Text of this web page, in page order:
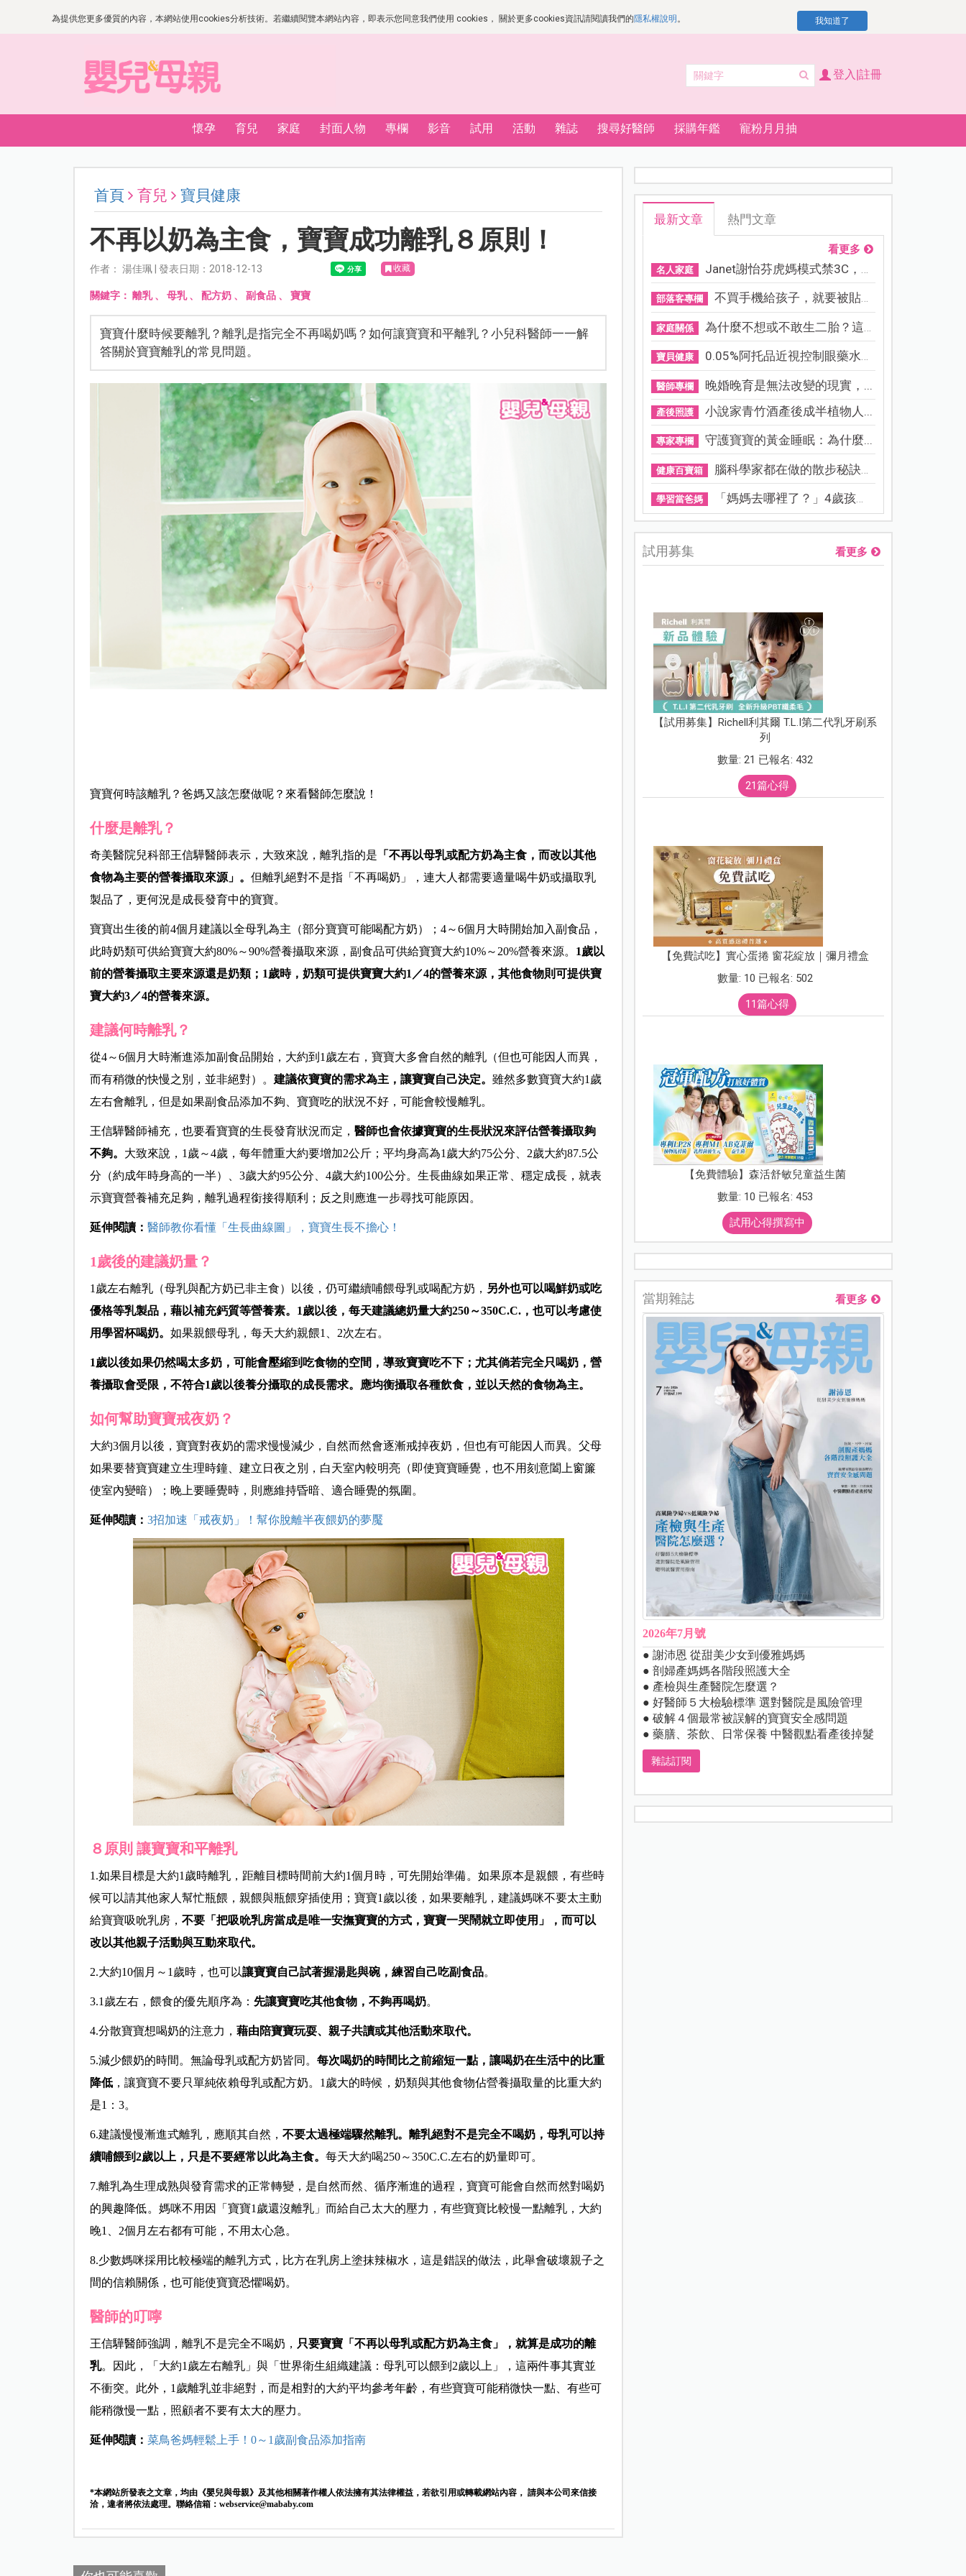
為提供您更多優質的內容，本網站使用cookies分析技術。若繼續閱覽本網站內容，即表示您同意我們使用 cookies， 關於更多cookies資訊請閱讀我們的隱私權說明 。 我知道了
登入|註冊
懷孕 育兒 家庭 封面人物 專欄 影音 試用 活動 雜誌 搜尋好醫師 採購年鑑 寵粉月月抽
首頁 育兒 寶貝健康
不再以奶為主食，寶寶成功離乳８原則！
作者： 湯佳珮 | 發表日期：2018-12-13 收藏
關鍵字： 離乳、 母乳、 配方奶、 副食品、 寶寶
寶寶什麼時候要離乳？離乳是指完全不再喝奶嗎？如何讓寶寶和平離乳？小兒科醫師一一解
答關於寶寶離乳的常見問題。
寶寶何時該離乳？爸媽又該怎麼做呢？來看醫師怎麼說！
什麼是離乳？
奇美醫院兒科部王信驊醫師表示，大致來說，離乳指的是 「不再以母乳或配方奶為主食，而改以其他
食物為主要的營養攝取來源」。 但離乳絕對不是指「不再喝奶」，連大人都需要適量喝牛奶或攝取乳
製品了，更何況是成長發育中的寶寶。
寶寶出生後的前4個月建議以全母乳為主（部分寶寶可能喝配方奶）；4～6個月大時開始加入副食品，
此時奶類可供給寶寶大約80%～90%營養攝取來源，副食品可供給寶寶大約10%～20%營養來源。 1歲以
前的營養攝取主要來源還是奶類；1歲時，奶類可提供寶寶大約1／4的營養來源，其他食物則可提供寶
寶大約3／4的營養來源。
建議何時離乳？
從4～6個月 大時漸進添加副食品開始，大約到1歲左右，寶寶大多會自然的離乳（但也可能因 人而異，
而有稍微的快慢之別，並非絕對）。 建議依寶寶的需求為主，讓寶寶自己決定。 雖然多數寶寶大約1歲
左右會離乳，但是如果副食品添加不夠、寶寶吃的狀況不好，可能會較慢離乳。
王信驊醫師補充，也要看寶寶的生長發育狀況而定， 醫師也會依據寶寶的生長狀況來評估營養攝取夠
不夠。 大致來說，1歲～4歲，每年體重大約要增加2公斤；平均身高為1歲大約75公分、2歲大約87.5公
分 （約成年時身高的一半）
、3歲大約95公分、4歲大約100公分。生長曲線如果正常、穩定成長，就表
示寶寶營養補充足夠，離乳過程銜接得順利；反之則 應進一步尋找可能原因。
延伸閱讀： 醫師教你看懂「生長曲線圖」，寶寶生長不擔心！
1歲後的建議奶量？
1歲左右離乳（母乳與配方奶已非主食）以後，仍可繼續哺餵母乳或喝配方奶， 另外也可以喝鮮奶或吃
優格等乳製品，藉以補充鈣質等營養素。1歲以後，每天建議總奶量大約250～350C.C.，也可以考慮使
用學習杯喝奶。 如果親餵母乳，每天大約親餵1、2次左右。
1歲以後如果仍然喝太多奶，可能會壓縮到吃食物的空間，導致寶寶吃不下；尤其倘若完全只喝奶，營
養攝取會受限，不符合1歲以後養分攝取的成長需求。應均衡攝取各種飲食，並以天然的食物為主。
如何幫助寶寶戒夜奶？
大約3個月以後，寶寶對夜奶的需求慢慢減少，自然而然會逐漸戒掉夜奶，但也有可能因人而異。父母
如果要替寶寶建立生理時鐘、建立日夜之別，白天室內較明亮（即使寶寶睡覺，也不用刻意闔上窗簾
使室內變暗）；晚上要睡覺時，則應維持昏暗、適合睡覺的氛圍。
延伸閱讀： 3招加速「戒夜奶」！幫你脫離半夜餵奶的夢魘
８原則 讓寶寶和平離乳
1.如果目標是大約1歲時離乳，距離目標時間前大約1個月時，可先開始準備。如果原本是親餵，有些時
候可以請其他家人幫忙瓶餵，親餵與瓶餵穿插使用；寶寶1歲以後，如果要離乳，建議媽咪不要太主動
給寶寶吸吮乳房， 不要「把吸吮乳房當成是唯一安撫寶寶的方式，寶寶一哭鬧就立即使用」，而可以
改以其他親子活動與互動來取代。
2.大約10個月～1歲時，也可以讓寶寶自己試著握湯匙與碗，練習自己吃副食品。
3.1歲左右，餵食的優先順序為： 先讓寶寶吃其他食物，不夠再喝奶。
4.分散寶寶想喝奶的注意力， 藉由陪寶寶玩耍、親子共讀或其他活動來取代。
5.減少餵奶的時間。無論母乳或配方奶皆同。 每次喝奶的時間比之前縮短一點，讓喝奶在生活中的比重
降低，讓寶寶不要只單純依賴母乳或配方奶。1歲大的時候 ，奶類與其他食物佔營養攝取量的比重大約
是1：3。
6.建議慢慢漸進式離乳，應順其自然， 不要太過極端驟然離乳。離乳絕對不是完全不喝奶，母乳可以持
續哺餵到2歲以上，只是不要經常以此為主食。 每天大約喝250～350C.C.左右的奶量即可。
7.離乳為生理成熟與發育需求的正常轉變，是自然而然、循序漸進的過程，寶寶可能會自然而然對喝奶
的興趣降低。媽咪不用因「寶寶1歲還沒離乳」而給自己太大的壓力，有些寶寶比較慢一點離乳，大約
晚1、2個月左右都有可能，不用太心急。
8.少數媽咪採用比較極端的離乳方式，比方在乳房上塗抹辣椒水，這是錯誤的做法，此舉會破壞親子之
間的信賴關係，也可能使寶寶恐懼喝奶。
醫師的叮嚀
王信驊醫師強調，離乳不是完全不喝奶， 只要寶寶「不再以母乳或配方奶為主食」，就算是成功的離
乳。因此，「大約1歲左右離乳」與「世界衛生組織建議：母乳可以餵到2歲以上」，這兩件事其實並
不衝突。此外，1歲離乳並非絕對，而是相對的大約平均參考年齡，有些寶寶可能稍微快一點、有些可
能稍微慢一點，照顧者不要有太大的壓力。
延伸閱讀： 菜鳥爸媽輕鬆上手！0～1歲副食品添加指南
*本網站所發表之文章，均由《嬰兒與母親》及其他相關著作權人依法擁有其法律權益，若欲引用或轉載網站內容， 請與本公司來信接
洽，違者將依法處理。聯絡信箱： webservice@mababy.com
最新文章 熱門文章
看更多
名人家庭 Janet謝怡芬虎媽模式禁3C，看...
部落客專欄 不買手機給孩子，就要被貼「...
家庭關係 為什麼不想或不敢生二胎？這8...
寶貝健康 0.05%阿托品近視控制眼藥水納...
醫師專欄 晚婚晚育是無法改變的現實，...
產後照護 小說家青竹酒產後成半植物人...
專家專欄 守護寶寶的黃金睡眠：為什麼...
健康百寶箱 腦科學家都在做的散步秘訣！...
學習當爸媽 「媽媽去哪裡了？」4歲孩子還...
試用募集 看更多
【試用募集】Richell利其爾 T.L.I第二代乳牙刷系
列
數量: 21 已報名: 432
21篇心得
【免費試吃】實心蛋捲 窗花綻放｜彌月禮盒
數量: 10 已報名: 502
11篇心得
【免費體驗】森活舒敏兒童益生菌
數量: 10 已報名: 453
試用心得撰寫中
當期雜誌 看更多
2026年7月號
● 謝沛恩 從甜美少女到優雅媽媽
● 剖婦產媽媽各階段照護大全
● 產檢與生產醫院怎麼選？
● 好醫師５大檢驗標準 選對醫院是風險管理
● 破解４個最常被誤解的寶寶安全感問題
● 藥膳、茶飲、日常保養 中醫觀點看產後掉髮
雜誌訂閱